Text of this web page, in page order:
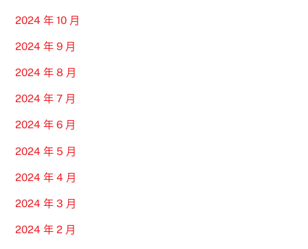
2024 年 10 月
2024 年 9 月
2024 年 8 月
2024 年 7 月
2024 年 6 月
2024 年 5 月
2024 年 4 月
2024 年 3 月
2024 年 2 月